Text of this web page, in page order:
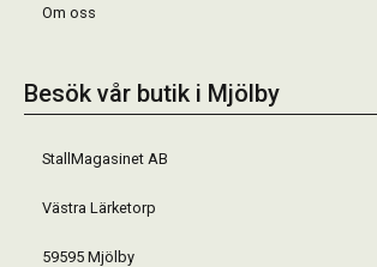
Om oss
Besök vår butik i Mjölby
StallMagasinet AB
Västra Lärketorp
59595 Mjölby